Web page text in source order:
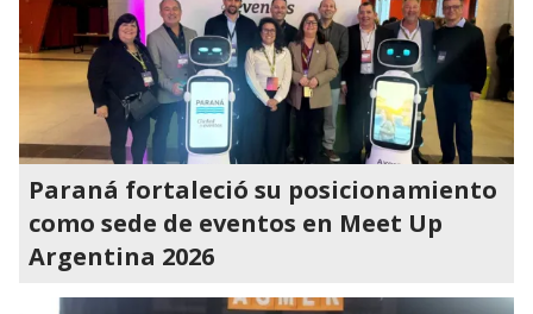
Paraná fortaleció su posicionamiento
como sede de eventos en Meet Up
Argentina 2026